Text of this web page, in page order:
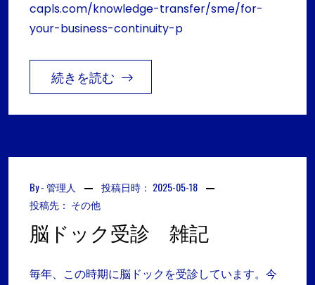
capls.com/knowledge-transfer/sme/for-
your-business-continuity-p
続きを読む
By -管理人 投稿日時： 2025-05-18
投稿先： その他
脳ドック受診 雑記
毎年、この時期に脳ドックを受診しています。今